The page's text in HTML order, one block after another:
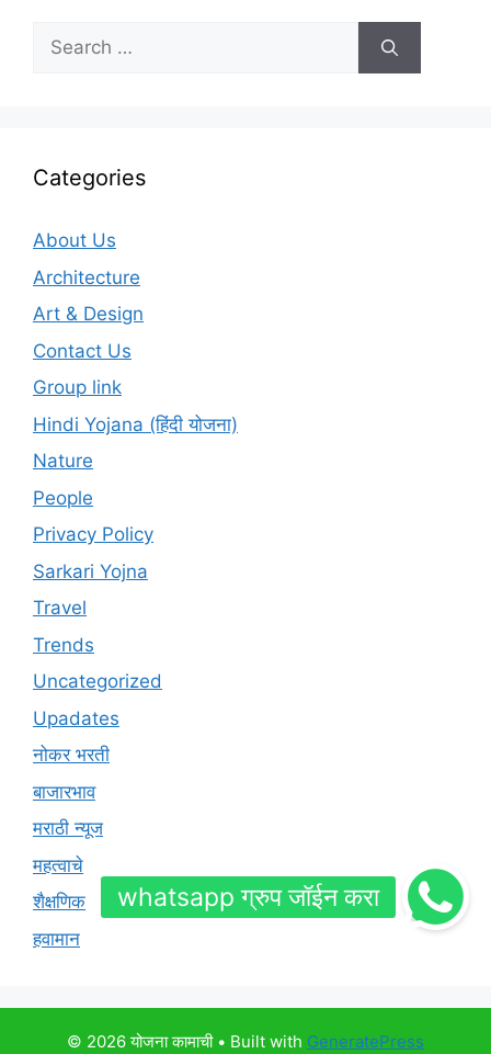
Search
for:
Categories
About Us
Architecture
Art & Design
Contact Us
Group link
Hindi Yojana (हिंदी योजना)
Nature
People
Privacy Policy
Sarkari Yojna
Travel
Trends
Uncategorized
Upadates
नोकर भरती
बाजारभाव
मराठी न्यूज
महत्वाचे
शैक्षणिक
हवामान
© 2026 योजना कामाची• Built with GeneratePress